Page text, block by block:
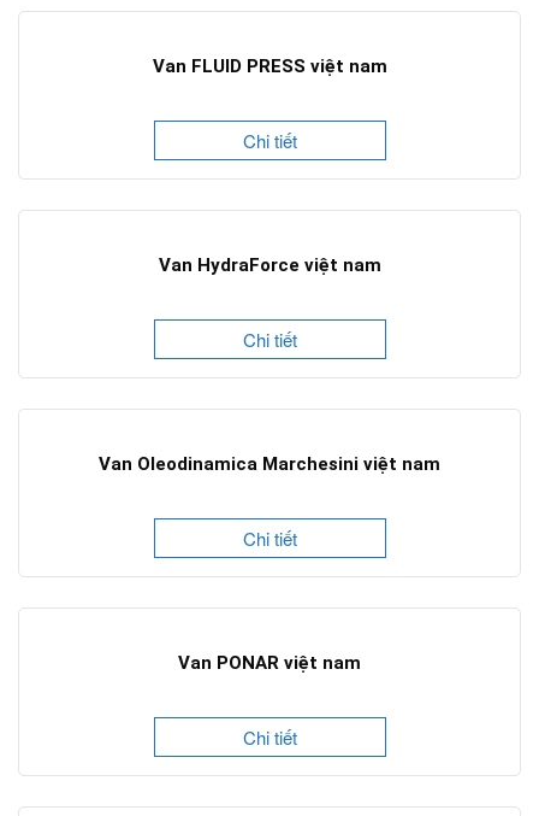
Van FLUID PRESS việt nam
Chi tiết
Van HydraForce việt nam
Chi tiết
Van Oleodinamica Marchesini việt nam
Chi tiết
Van PONAR việt nam
Chi tiết